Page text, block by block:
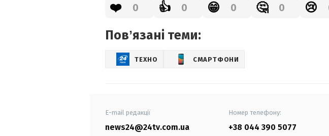
❤️ 0 👍 0 😁 0 🤔 0 😢
Повʼязані теми:
ТЕХНО СМАРТФОНИ
E-mail редакції
news24@24tv.com.ua
Номер телефону:
+38 044 390 5077